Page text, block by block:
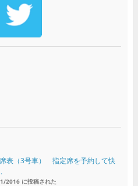
表（3号車） 指定席を予約して快
2016 に投稿された